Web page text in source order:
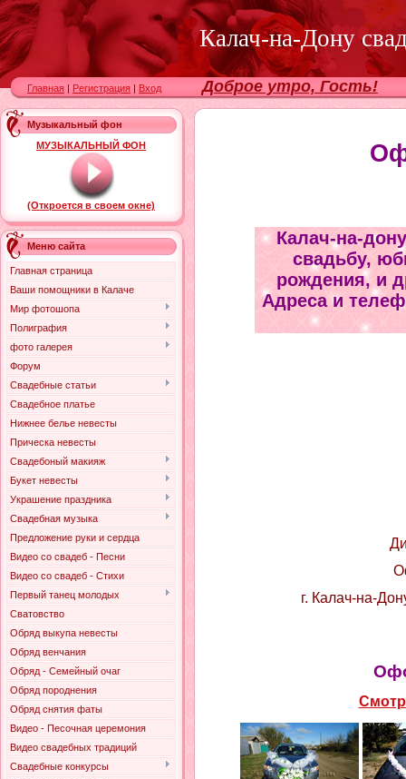
Калач-на-Дону
Главная | Регистрация | Вход Доброе утро, Гость!
Музыкальный фон
МУЗЫКАЛЬНЫЙ ФОН
(Откроется в своем окне)
Меню сайта
Главная страница
Ваши помощники в Калаче
Мир фотошопа
Полиграфия
фото галерея
Форум
Свадебные статьи
Свадебное платье
Нижнее белье невесты
Прическа невесты
Свадебоный макияж
Букет невесты
Украшение праздника
Свадебная музыка
Предложение руки и сердца
Видео со свадеб - Песни
Видео со свадеб - Стихи
Первый танец молодых
Сватовство
Обряд выкупа невесты
Обряд венчания
Обряд - Семейный очаг
Обряд породнения
Обряд снятия фаты
Видео - Песочная церемония
Видео свадебных традиций
Свадебные конкурсы
Калач-на-
свадьбу,
рождения, и
Адреса и
г. Калач-на-